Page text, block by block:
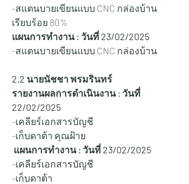
-สแตนบายเขียนแบบ CNC กล่องบ้าน
เรียบร้อย 80%
แผนการทำงาน : วันที่ 23/02/2025
-สแตนบายเขียนแบบ CNC กล่องบ้าน
2.2 นายนัชชา พรมรินทร์
รายงานผลการดำเนินงาน : วันที่
22/02/2025
-เคลียร์เอกสารบัญชี
-เก็บดาต้า คุณฝ้าย
แผนการทำงาน : วันที่ 23/02/2025
-เคลียร์เอกสารบัญชี
-เก็บดาต้า